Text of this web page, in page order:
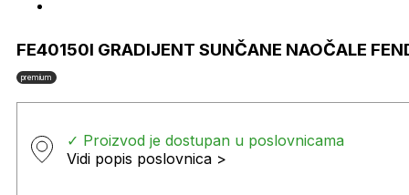
FE40150I GRADIJENT SUNČANE NAOČALE
premium
✓ Proizvod je dostupan u poslovnicama
Vidi popis poslovnica >